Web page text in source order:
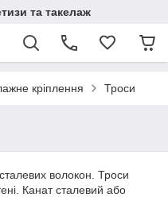
та такелаж
кріплення Троси
волокон. Троси
Канат сталевий або